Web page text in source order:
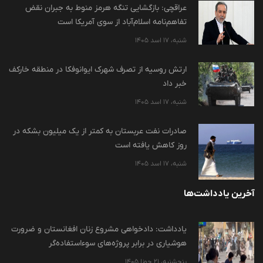
عراقچی: بازگشایی تنگه هرمز منوط به جبران نقض
تفاهم‌نامه اسلام‌آباد از سوی آمریکا است
شنبه، 17 اسد 1405
ارتش روسیه از تصرف شهرک ایوانوفکا در منطقه خارکف
خبر داد
شنبه، 17 اسد 1405
صادرات نفت عربستان به کمتر از یک میلیون بشکه در
روز کاهش یافته است
شنبه، 17 اسد 1405
آخرین یادداشت‌ها
یادداشت: دادخواهی مشروع زنان افغانستان و ضرورت
هوشیاری در برابر پروژه‌های سوءاستفاده‌گر